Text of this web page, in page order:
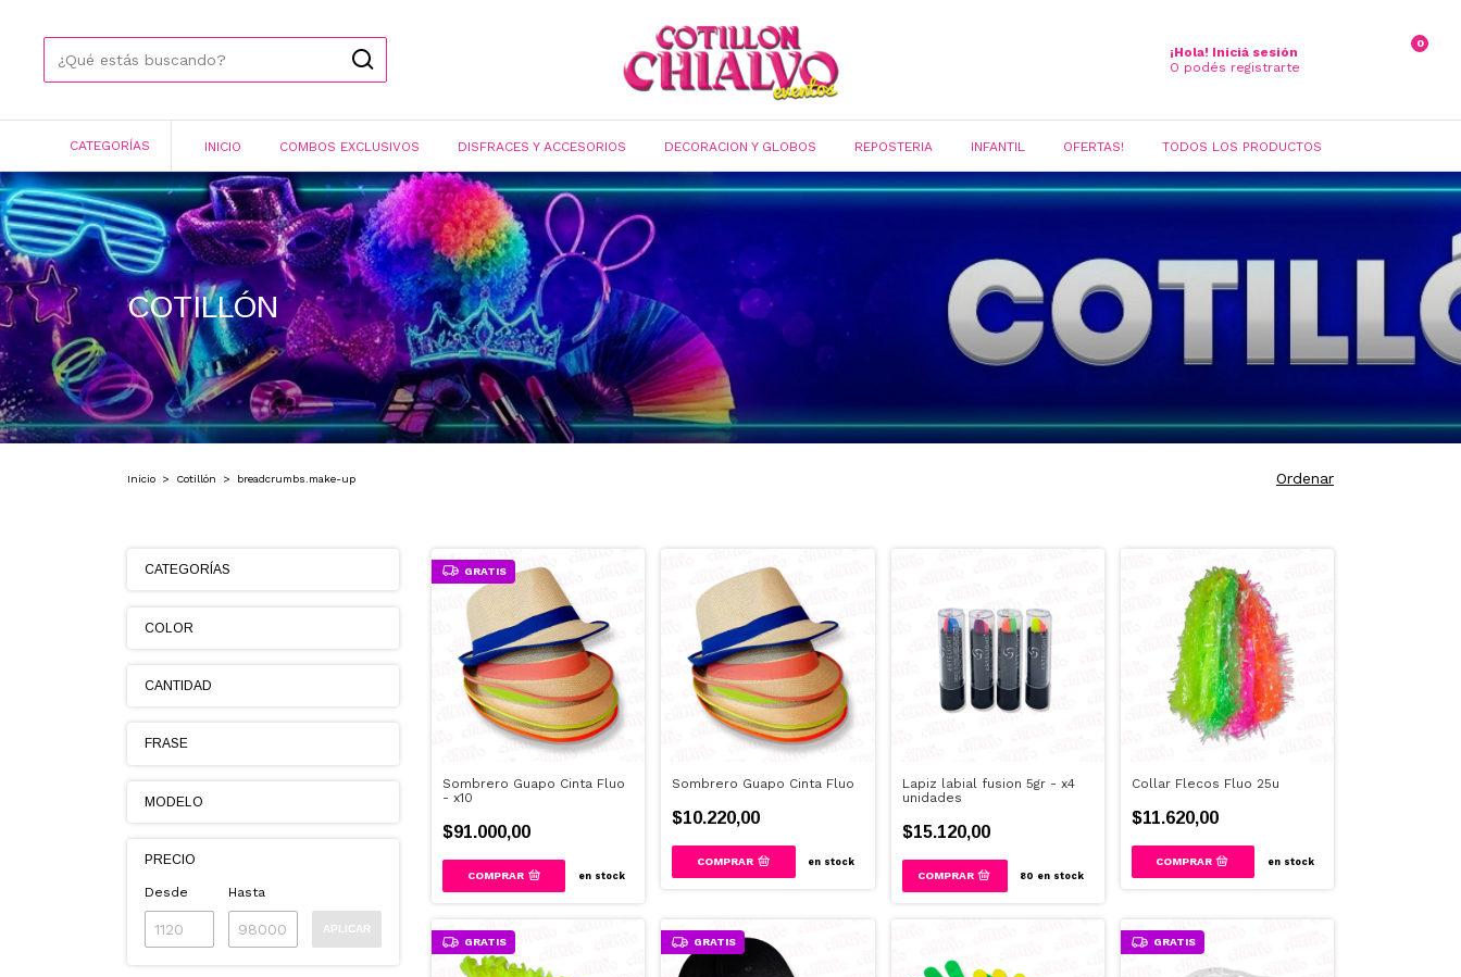
¡Hola! Iniciá sesión
O podés registrarte
0
CATEGORÍAS INICIO COMBOS EXCLUSIVOS DISFRACES Y ACCESORIOS DECORACION Y GLOBOS REPOSTERIA INFANTIL OFERTAS! TODOS LOS PRODUCTOS
COTILLÓN
Inicio > Cotillón > breadcrumbs.make-up Ordenar
CATEGORÍAS
COLOR
CANTIDAD
FRASE
MODELO
PRECIO
Desde Hasta
APLICAR
GRATIS
Sombrero Guapo Cinta Fluo
- x10
$91.000,00
COMPRAR en stock
Sombrero Guapo Cinta Fluo
$10.220,00
COMPRAR en stock
Lapiz labial fusion 5gr - x4
unidades
$15.120,00
80 en stock
Collar Flecos Fluo 25u
$11.620,00
en stock
GRATIS GRATIS GRATIS